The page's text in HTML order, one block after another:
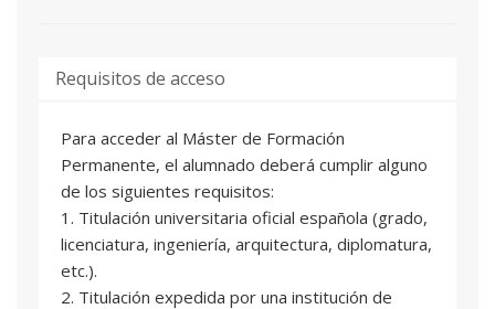
• Contextualizar el car design: evolución histórica,
normativa clave aplicable a carrocerías e
interiores para la homologación y la puesta en
circulación.
Requisitos de acceso
Para acceder al Máster de Formación
Permanente, el alumnado deberá cumplir alguno
de los siguientes requisitos:
1. Titulación universitaria oficial española (grado,
licenciatura, ingeniería, arquitectura, diplomatura,
etc.).
2. Titulación expedida por una institución de